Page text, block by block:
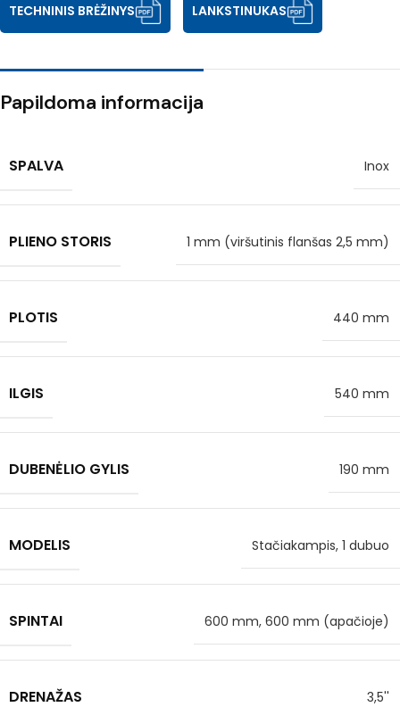
TECHNINIS BRĖŽINYS LANKSTINUKAS
Papildoma informacija
SPALVA Inox
PLIENO STORIS 1 mm (viršutinis flanšas 2,5 mm)
PLOTIS 440 mm
ILGIS 540 mm
DUBENĖLIO GYLIS 190 mm
MODELIS Stačiakampis, 1 dubuo
SPINTAI 600 mm, 600 mm (apačioje)
DRENAŽAS 3,5''